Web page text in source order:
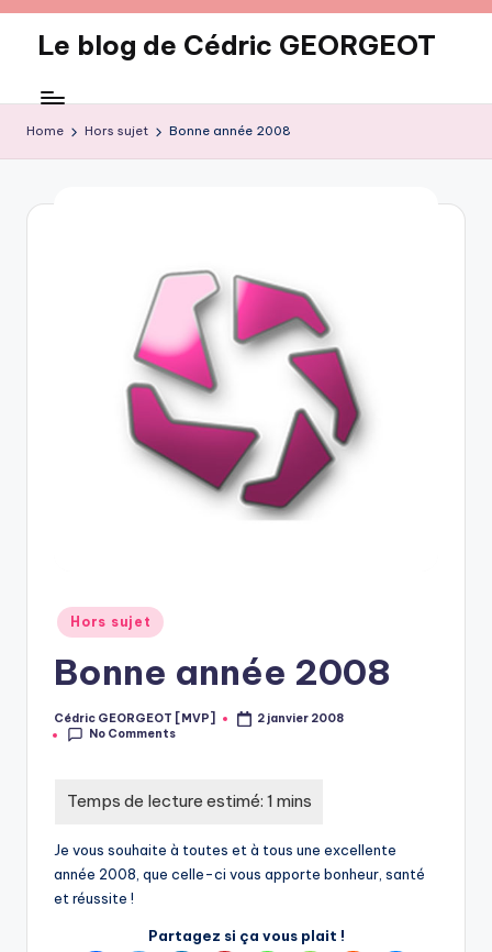
content
Le blog de Cédric GEORGEOT
Home Hors sujet Bonne année 2008
Posted
in
Hors sujet
Bonne année 2008
Posted
by
Cédric GEORGEOT [MVP]
2 janvier 2008
No Comments
Je vous souhaite à toutes et à tous une excellente
année 2008, que celle-ci vous apporte bonheur, santé
et réussite !
Partagez si ça vous plait !